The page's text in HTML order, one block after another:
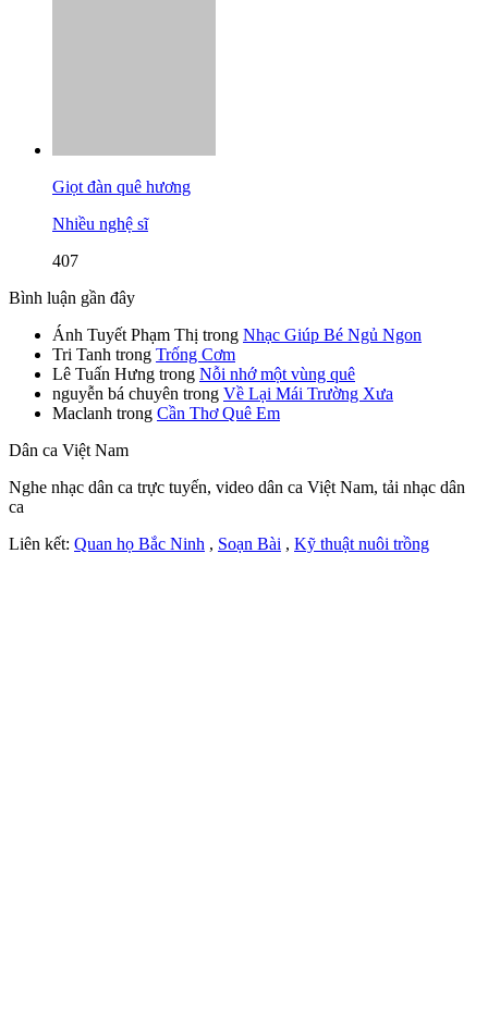
Giọt đàn quê hương
Nhiều nghệ sĩ
407
Bình luận gần đây
Ánh Tuyết Phạm Thị trong Nhạc Giúp Bé Ngủ Ngon
Tri Tanh trong Trống Cơm
Lê Tuấn Hưng trong Nỗi nhớ một vùng quê
nguyễn bá chuyên trong Về Lại Mái Trường Xưa
Maclanh trong Cần Thơ Quê Em
Dân ca Việt Nam
Nghe nhạc dân ca trực tuyến, video dân ca Việt Nam, tải nhạc dân
ca
Liên kết: Quan họ Bắc Ninh , Soạn Bài , Kỹ thuật nuôi trồng